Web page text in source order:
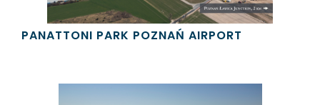
PANATTONI PARK POZNAŃ AIRPORT